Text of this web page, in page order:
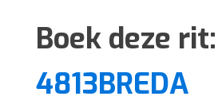
Boek deze rit:
4813BREDA